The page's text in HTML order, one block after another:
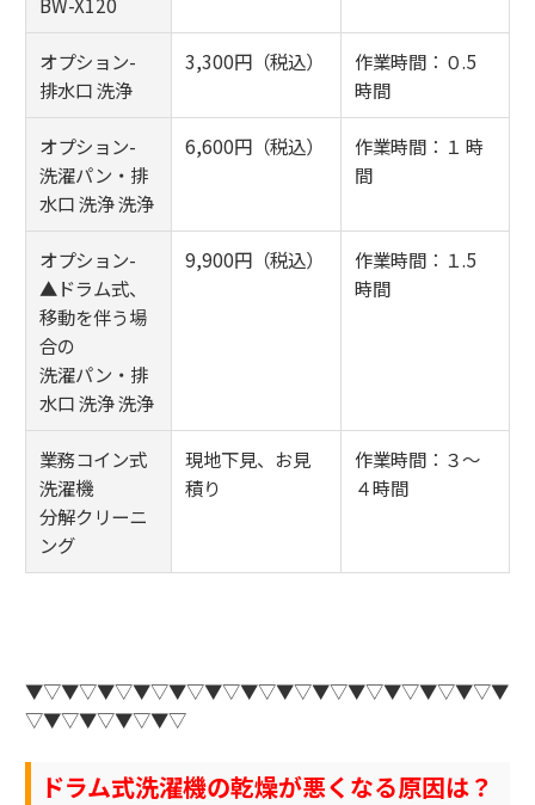
オプション-
排水口 洗浄
3,300円（税込）
作業時間：０.5
時間
オプション-
洗濯パン・排
水口 洗浄 洗浄
6,600円（税込）
作業時間：１ 時
間
オプション-
▲ドラム式、
移動を伴う場
合の
洗濯パン・排
水口 洗浄 洗浄
9,900円（税込）
作業時間：１.5
時間
業務コイン式
洗濯機
分解クリーニ
ング
現地下見、お見
積り
作業時間：３～
４時間
▼▽▼▽▼▽▼▽▼▽▼▽▼▽▼▽▼▽▼▽▼▽▼▽▼▽▼
▽▼▽▼▽▼▽▼▽
ドラム式洗濯機の乾燥が悪くなる原因は？